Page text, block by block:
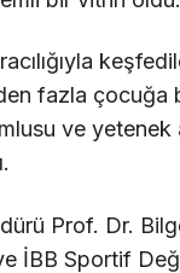
fazla
ve
Prof. Dr.
İBB Sportif